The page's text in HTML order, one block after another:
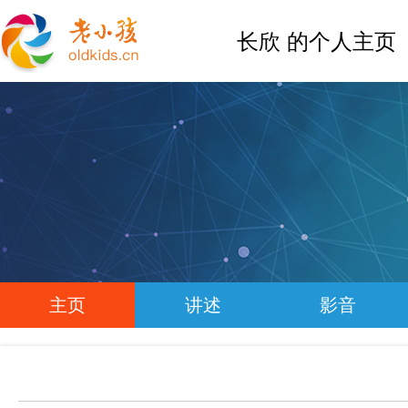
长欣 的个人主页
主页 讲述 影音